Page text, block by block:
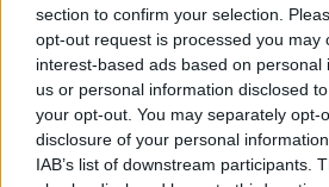
section to confirm your selection.
opt-out request is processed you may
interest-based ads based on personal
us or personal information disclosed
your opt-out. You may separately opt-
disclosure of your personal
IAB’s list of downstream participants.